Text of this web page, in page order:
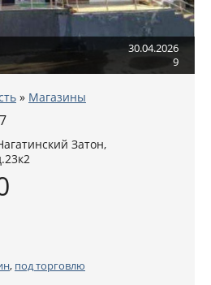
30.04.2026
9
» Магазины
Затон,
, под торговлю